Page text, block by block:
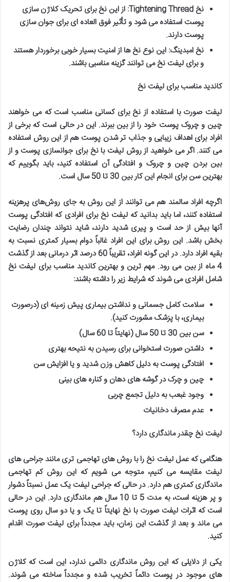
نخ
از این نخ برای تحریک کلاژن سازی
پوست استفاده می شود و تأثیر فوق العاده ای برای جوان سازی
پوست دارند.
نخ امبدینگ: این نوع نخ ها از امنیت بسیار خوبی برخوردار هستند
و برای لیفت نخ می توانند گزینه مناسبی باشند.
کاندید مناسب برای لیفت نخ
لیفت صورت با استفاده از نخ برای کسانی مناسب است که می خواهند
چین و چروک پوست خود را از بین ببرند. این در حالی است که برخی از
افراد برای اهداف زیبایی و جذاب تر شدن پوست هم از این روش استفاده
می کنند. اگر می خواهید از روش لیفت با نخ برای جوانسازی پوست و از
بین بردن چین و چروک و افتادگی آن استفاده کنید، باید بگوییم که
بهترین سن برای انجام این کار بین 30 تا 50 سال است
.
اگرچه افراد سالمند هم می توانند از این روش به جای روش‌های پرهزینه
استفاده کنند، اما باید بدانید که لیفت نخ برای افرادی که افتادگی پوست
آنها بیش از حد است و پیری شدید دارند، شاید نتواند چندان رضایت
بخش باشد. این روش برای این افراد غالباً دوام بسیار کمتری نسبت به
بقیه افراد دارد. در این گونه افراد، تقریباً 60 درصد اثر درمانی بعد از گذشت
4 ماه از بین می رود. مهم ترین و بهترین کاندید مناسب برای لیفت نخ
شامل افرادی می شوند که شرایط زیر را داشته باشند:
سلامت کامل جسمانی و نداشتن بیماری پیش زمینه ای (درصورت
بیماری، با پزشک مشورت کنید).
سن بین 30 تا 50 سال (نهایتاً تا 60 سال)
داشتن صورت استخوانی برای رسیدن به نتیحه بهتری
افتادگی پوست به دلیل کاهش وزن شدید و یا افزایش سن
چین و چرک در گوشه های دهان و کناره های بینی
وجود غبعب به دلیل تجمع چربی
عدم مصرف دخانیات
لیفت نخ چقدر ماندگاری دارد؟
هنگامی که عمل لیفت نخ را با روش های تهاجمی تری مانند جراحی های
لیفت مقایسه می کنیم، متوجه می شویم که این روش کم تهاجمی
ماندگاری کمتری هم دارد. در حالی که جراحی لیفت یک عمل نسبتاً دشوار
و پر هزینه است، به مدت 5 تا 10 سال هم ماندگاری دارد. این در حالی
است که اثرات لیفت صورت با نخ نهایتاً تا یک و یا دو سال روی پوست
می ماند و بعد از گذشت این زمان، باید مجدداً برای لیفت صورت اقدام
کنید.
یکی از دلایلی که این روش ماندگاری دائمی ندارد، این است که کلاژن
های موجود در پوست دائماً تخریب شده و مجدداً ساخته می شوند.